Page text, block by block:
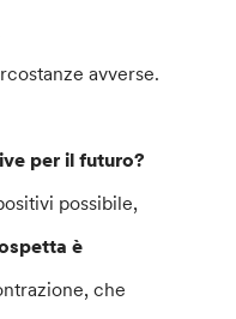
avverse.
per il futuro?
possibile,
è
che